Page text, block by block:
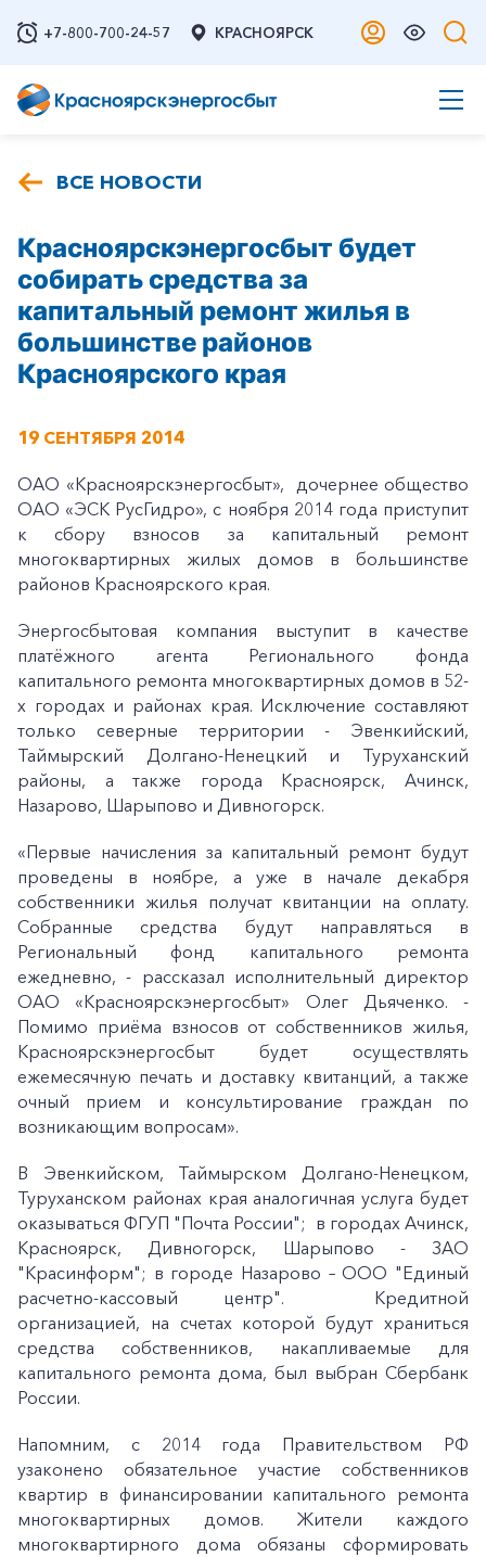
+7-800-700-24-57 КРАСНОЯРСК
ВСЕ НОВОСТИ
Красноярскэнергосбыт будет
собирать средства за
капитальный ремонт жилья в
большинстве районов
Красноярского края
19 СЕНТЯБРЯ 2014
ОАО «Красноярскэнергосбыт», дочернее общество
ОАО «ЭСК РусГидро», с ноября 2014 года приступит
к сбору взносов за капитальный ремонт
многоквартирных жилых домов в большинстве
районов Красноярского края.
Энергосбытовая компания выступит в качестве
платёжного агента Регионального фонда
капитального ремонта многоквартирных домов в 52-
х городах и районах края. Исключение составляют
только северные территории - Эвенкийский,
Таймырский Долгано-Ненецкий и Туруханский
районы, а также города Красноярск, Ачинск,
Назарово, Шарыпово и Дивногорск.
«Первые начисления за капитальный ремонт будут
проведены в ноябре, а уже в начале декабря
собственники жилья получат квитанции на оплату.
Собранные средства будут направляться в
Региональный фонд капитального ремонта
ежедневно, - рассказал исполнительный директор
ОАО «Красноярскэнергосбыт» Олег Дьяченко. -
Помимо приёма взносов от собственников жилья,
Красноярскэнергосбыт будет осуществлять
ежемесячную печать и доставку квитанций, а также
очный прием и консультирование граждан по
возникающим вопросам».
В Эвенкийском, Таймырском Долгано-Ненецком,
Туруханском районах края аналогичная услуга будет
оказываться ФГУП "Почта России"; в городах Ачинск,
Красноярск, Дивногорск, Шарыпово - ЗАО
"Красинформ"; в городе Назарово – ООО "Единый
расчетно-кассовый центр". Кредитной
организацией, на счетах которой будут храниться
средства собственников, накапливаемые для
капитального ремонта дома, был выбран Сбербанк
России.
Напомним, с 2014 года Правительством РФ
узаконено обязательное участие собственников
квартир в финансировании капитального ремонта
многоквартирных домов. Жители каждого
многоквартирного дома обязаны сформировать